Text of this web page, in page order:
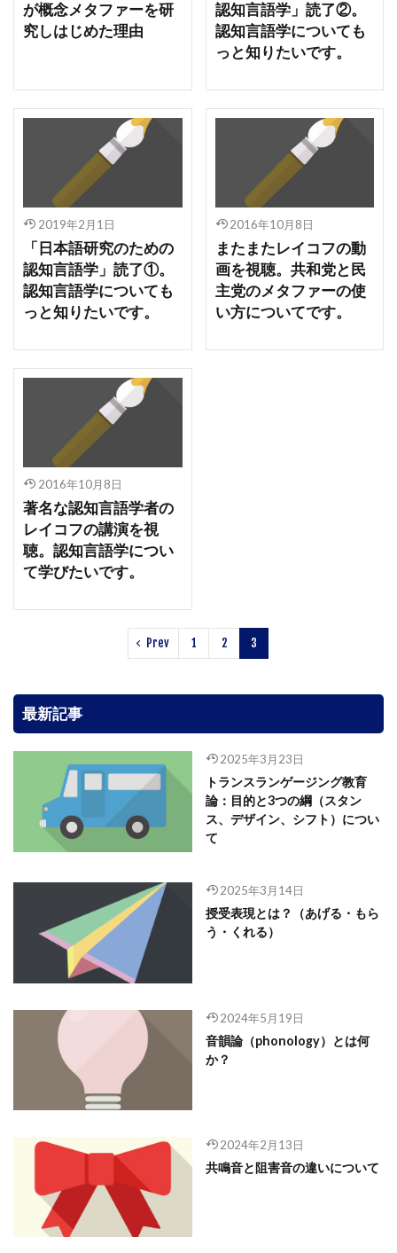
が概念メタファーを研
究しはじめた理由
認知言語学」読了②。
認知言語学についても
っと知りたいです。
2019年2月1日
「日本語研究のための
認知言語学」読了①。
認知言語学についても
っと知りたいです。
2016年10月8日
またまたレイコフの動
画を視聴。共和党と民
主党のメタファーの使
い方についてです。
2016年10月8日
著名な認知言語学者の
レイコフの講演を視
聴。認知言語学につい
て学びたいです。
Prev 1 2 3
最新記事
2025年3月23日
トランスランゲージング教育
論：目的と3つの綱（スタン
ス、デザイン、シフト）につい
て
2025年3月14日
授受表現とは？（あげる・もら
う・くれる）
2024年5月19日
音韻論（phonology）とは何
か？
2024年2月13日
共鳴音と阻害音の違いについて